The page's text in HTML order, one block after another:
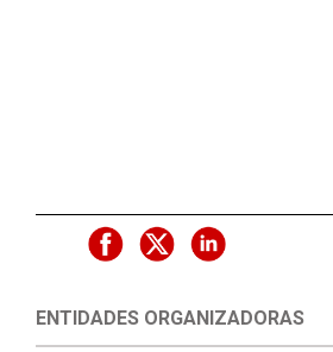
ENTIDADES ORGANIZADORAS